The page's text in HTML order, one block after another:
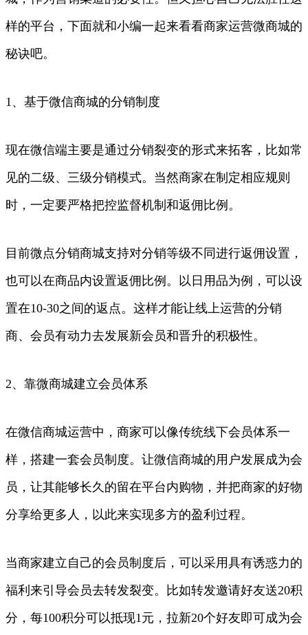
样的平台，下面就和小编一起来看看商家运营微商城的
秘诀吧。
1、基于微信商城的分销制度
现在微信端主要是通过分销裂变的形式来拓客，比如常
见的二级、三级分销模式。当然商家在制定相应规则
时，一定要严格把控监督机制和返佣比例。
目前微点分销商城支持对分销等级不同进行返佣设置，
也可以在商品内设置返佣比例。以日用品为例，可以设
置在10-30之间的返点。这样才能让线上运营的分销
商、会员有动力去发展新会员和晋升的积极性。
2、靠微商城建立会员体系
在微信商城运营中，商家可以像传统线下会员体系一
样，搭建一套会员制度。让微信商城的用户发展成为会
员，让其能够长久的留在平台内购物，并把商家的好物
分享给更多人，以此来实现多方的盈利过程。
当商家建立自己的会员制度后，可以采用具有诱惑力的
福利来引导会员去转发裂变。比如转发邀请好友送20积
分，每100积分可以抵现1元，拉新20个好友即可成为会